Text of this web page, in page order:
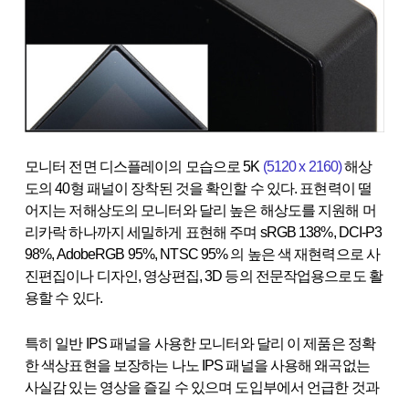
모니터 전면 디스플레이의 모습으로 5K (5120 x 2160)해상
도의 40형 패널이 장착된 것을 확인할 수 있다. 표현력이 떨
어지는 저해상도의 모니터와 달리 높은 해상도를 지원해 머
리카락 하나까지 세밀하게 표현해 주며 sRGB 138%, DCI-P3
98%, AdobeRGB 95%, NTSC 95% 의 높은 색 재현력으로 사
진편집이나 디자인, 영상편집, 3D 등의 전문작업용으로도 활
용할 수 있다.
특히 일반 IPS 패널을 사용한 모니터와 달리 이 제품은 정확
한 색상표현을 보장하는 나노 IPS 패널을 사용해 왜곡없는
사실감 있는 영상을 즐길 수 있으며 도입부에서 언급한 것과